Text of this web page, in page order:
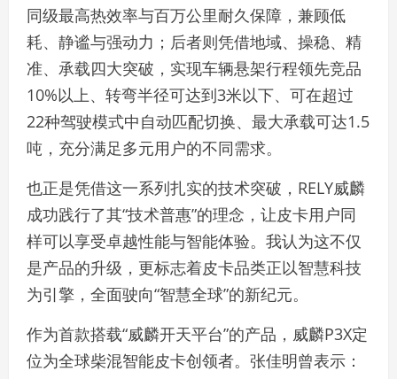
同级最高热效率与百万公里耐久保障，兼顾低
耗、静谧与强动力；后者则凭借地域、操稳、精
准、承载四大突破，实现车辆悬架行程领先竞品
10%以上、转弯半径可达到3米以下、可在超过
22种驾驶模式中自动匹配切换、最大承载可达1.5
吨，充分满足多元用户的不同需求。
也正是凭借这一系列扎实的技术突破，RELY威麟
成功践行了其“技术普惠”的理念，让皮卡用户同
样可以享受卓越性能与智能体验。我认为这不仅
是产品的升级，更标志着皮卡品类正以智慧科技
为引擎，全面驶向“智慧全球”的新纪元。
作为首款搭载“威麟开天平台”的产品，威麟P3X定
位为全球柴混智能皮卡创领者。张佳明曾表示：